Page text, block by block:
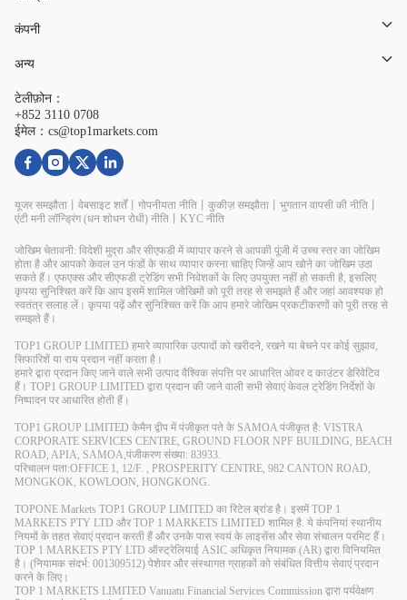
कंपनी
अन्य
टेलीफ़ोन：
+852 3110 0708
ईमेल：cs@top1markets.com
यूजर समझौता वेबसाइट शर्तें丨 गोपनीयता नीति कुकीज़ समझौता भुगतान वापसी की नीति
एंटी मनी लॉन्ड्रिंग (धन शोधन रोधी) नीति
KYC नीति
जोखिम चेतावनी: विदेशी मुद्रा और सीएफडी में व्यापार करने से आपकी पूंजी में उच्च स्तर का जोखिम
होता है और आपको केवल उन फंडों के साथ व्यापार करना चाहिए जिन्हें आप खोने का जोखिम उठा
सकते हैं। एफएक्स और सीएफडी ट्रेडिंग सभी निवेशकों के लिए उपयुक्त नहीं हो सकती है, इसलिए
कृपया सुनिश्चित करें कि आप इसमें शामिल जोखिमों को पूरी तरह से समझते हैं और जहां आवश्यक हो
स्वतंत्र सलाह लें। कृपया पढ़ें और सुनिश्चित करें कि आप हमारे जोखिम प्रकटीकरणों को पूरी तरह से
समझते हैं।
TOP1 GROUP LIMITED हमारे व्यापारिक उत्पादों को खरीदने, रखने या बेचने पर कोई सुझाव,
सिफारिशें या राय प्रदान नहीं करता है।
हमारे द्वारा प्रदान किए जाने वाले सभी उत्पाद वैश्विक संपत्ति पर आधारित ओवर द काउंटर डेरिवेटिव
हैं। TOP1 GROUP LIMITED द्वारा प्रदान की जाने वाली सभी सेवाएं केवल ट्रेडिंग निर्देशों के
निष्पादन पर आधारित होती हैं।
TOP1 GROUP LIMITED केमैन द्वीप में पंजीकृत पते के SAMOA पंजीकृत है: VISTRA
CORPORATE SERVICES CENTRE, GROUND FLOOR NPF BUILDING, BEACH
ROAD, APIA, SAMOA,पंजीकरण संख्या: 83933.
परिचालन पता:OFFICE 1, 12/F. , PROSPERITY CENTRE, 982 CANTON ROAD,
MONGKOK, KOWLOON, HONGKONG.
TOPONE Markets TOP1 GROUP LIMITED का रिटेल ब्रांड है। इसमें TOP 1
MARKETS PTY LTD और TOP 1 MARKETS LIMITED शामिल है. ये कंपनियां स्थानीय
नियमों के तहत सेवाएं प्रदान करती हैं और उनके पास स्वयं के लाइसेंस और सेवा संचालन परमिट हैं।
TOP 1 MARKETS PTY LTD ऑस्ट्रेलियाई ASIC अधिकृत नियामक (AR) द्वारा विनियमित
है। (नियामक संदर्भ: 001309512) पेशेवर और संस्थागत ग्राहकों को संबंधित वित्तीय सेवाएं प्रदान
करने के लिए।
TOP 1 MARKETS LIMITED Vanuatu Financial Services Commission द्वारा पर्यवेक्षण